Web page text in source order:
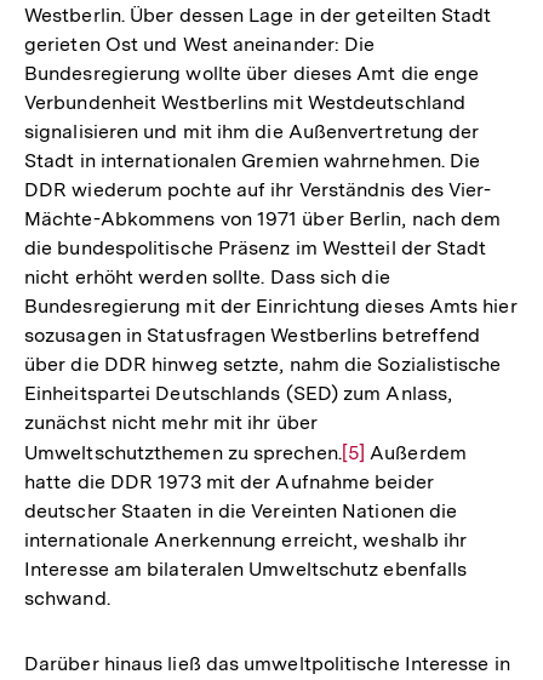
Westberlin. Über dessen Lage in der geteilten Stadt
gerieten Ost und West aneinander: Die
Bundesregierung wollte über dieses Amt die enge
Verbundenheit Westberlins mit Westdeutschland
signalisieren und mit ihm die Außenvertretung der
Stadt in internationalen Gremien wahrnehmen. Die
DDR wiederum pochte auf ihr Verständnis des Vier-
Mächte-Abkommens von 1971 über Berlin, nach dem
die bundespolitische Präsenz im Westteil der Stadt
nicht erhöht werden sollte. Dass sich die
Bundesregierung mit der Einrichtung dieses Amts hier
sozusagen in Statusfragen Westberlins betreffend
über die DDR hinweg setzte, nahm die Sozialistische
Einheitspartei Deutschlands (SED) zum Anlass,
zunächst nicht mehr mit ihr über
Umweltschutzthemen zu sprechen.Zur
Auflösung
der
Fußnote
[5] Außerdem
hatte die DDR 1973 mit der Aufnahme beider
deutscher Staaten in die Vereinten Nationen die
internationale Anerkennung erreicht, weshalb ihr
Interesse am bilateralen Umweltschutz ebenfalls
schwand.
Darüber hinaus ließ das umweltpolitische Interesse in